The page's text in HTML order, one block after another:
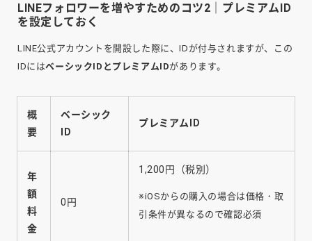
LINEフォロワーを増やすためのコツ2｜プレミアムID
を設定しておく
LINE公式アカウントを開設した際に、IDが付与されますが、この
IDにはベーシックIDとプレミアムIDがあります。
概
要
ベーシック
ID
プレミアムID
年
額
料
金
0円
1,200円（税別）
※iOSからの購入の場合は価格・取
引条件が異なるので確認必須